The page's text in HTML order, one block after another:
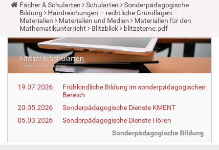
Y
o
u
a
r
e
e
r
e
Fächer & Schularten Schularten
Sonderpädagogische
Bildung
Handreichungen – rechtliche Grundlagen –
Materialien
Materialien und Medien
Materialien für den
Mathematikunterricht
Blitzblick blitzsterne.pdf
19.07.2026
Frühkindliche Bildung im sonderpädagogischen
Bereich
20.05.2026
Sonderpädagogische Dienste KMENT
05.03.2026
Sonderpädagogische Dienste Hören
Sonderpädagogische Bildung